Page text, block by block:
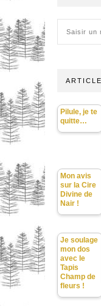
Pilule, je te
quitte…
Mon avis
sur la Cire
Divine de
Nair !
Je soulage
mon dos
avec le
Tapis
Champ de
fleurs !